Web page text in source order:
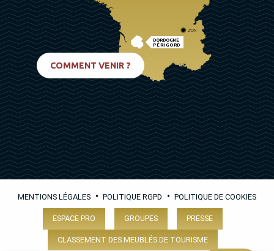
DORDOGNE
PÉRIGORD
LYON
COMMENT VENIR ?
MENTIONS LÉGALES • POLITIQUE RGPD • POLITIQUE DE COOKIES
ESPACE PRO GROUPES PRESSE
CLASSEMENT DES MEUBLÉS DE TOURISME